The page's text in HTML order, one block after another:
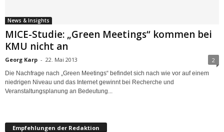
News & Insights
MICE-Studie: „Green Meetings“ kommen bei
KMU nicht an
Georg Karp - 22. Mai 2013 2
Die Nachfrage nach „Green Meetings“ befindet sich nach wie vor auf einem
niedrigen Niveau und das Internet gewinnt bei Recherche und
Veranstaltungsplanung an Bedeutung...
Empfehlungen der Redaktion